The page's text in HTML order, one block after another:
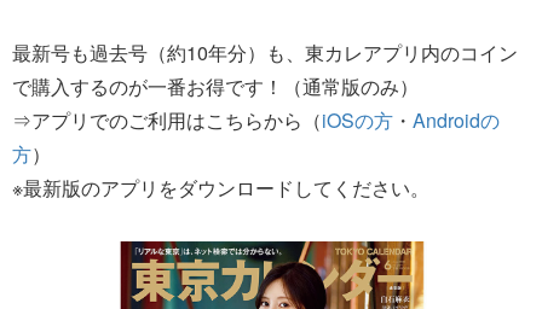
最新号も過去号（約10年分）も、東カレアプリ内のコイン
で購入するのが一番お得です！（通常版のみ）
⇒アプリでのご利用はこちらから（iOSの方 ・ Androidの
方）
※最新版のアプリをダウンロードしてください。